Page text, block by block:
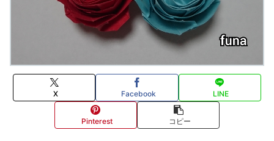
X Facebook LINE
Pinterest コピー